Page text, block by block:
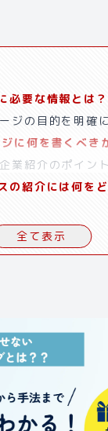
必要な情報とは？
ジの目的を明確
に何を書くべき
業紹介のポイント
の紹介には何を
点に立った説明
コンテンツの活用
訪問者の疑問を解
問の集め方と回
全て表示